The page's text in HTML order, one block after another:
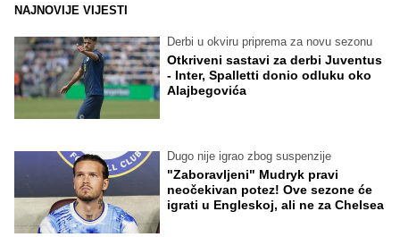
NAJNOVIJE VIJESTI
Derbi u okviru priprema za novu sezonu
Otkriveni sastavi za derbi Juventus
- Inter, Spalletti donio odluku oko
Alajbegovića
Dugo nije igrao zbog suspenzije
"Zaboravljeni" Mudryk pravi
neočekivan potez! Ove sezone će
igrati u Engleskoj, ali ne za Chelsea